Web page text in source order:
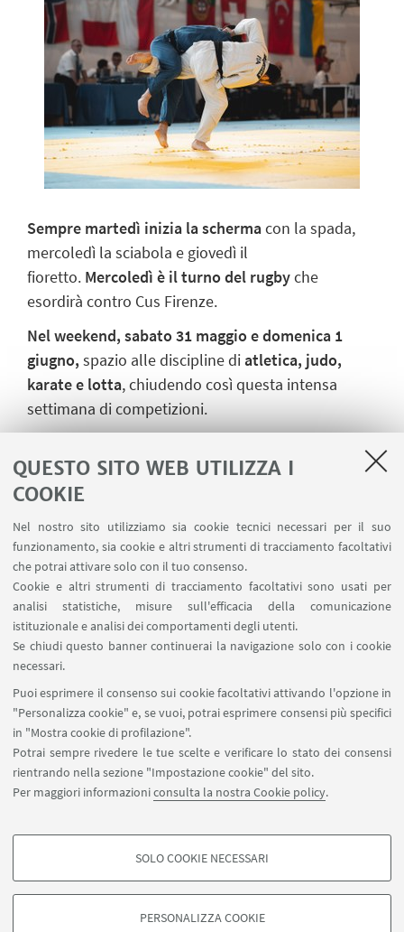
QUESTO SITO WEB UTILIZZA I
COOKIE
Nel nostro sito utilizziamo sia cookie tecnici necessari per il suo
funzionamento, sia cookie e altri strumenti di tracciamento facoltativi
che potrai attivare solo con il tuo consenso.
Cookie e altri strumenti di tracciamento facoltativi sono usati per
analisi statistiche, misure sull'efficacia della comunicazione
istituzionale e analisi dei comportamenti degli utenti.
Se chiudi questo banner continuerai la navigazione solo con i cookie
necessari.
Puoi esprimere il consenso sui cookie facoltativi attivando l'opzione in
"Personalizza cookie" e, se vuoi, potrai esprimere consensi più specifici
in "Mostra cookie di profilazione".
Potrai sempre rivedere le tue scelte e verificare lo stato dei consensi
rientrando nella sezione "Impostazione cookie" del sito.
Per maggiori informazioniconsulta la nostra Cookie policy.
COOKIE DI PROFILAZIONE - FACOLTATIVI
degli utenti, creare profili in base al loro comportamento sul sito, per analisi
SOLO COOKIE NECESSARI
PERSONALIZZA COOKIE
Sempre martedì inizia la schermacon la spada,
mercoledì la sciabola e giovedì il
fioretto. Mercoledì è il turno del rugbyche
esordirà contro Cus Firenze.
Nel weekend, sabato 31 maggio e domenica 1
giugno, spazio alle discipline diatletica, judo,
karate e lotta, chiudendo così questa intensa
settimana di competizioni.
Seguici su: